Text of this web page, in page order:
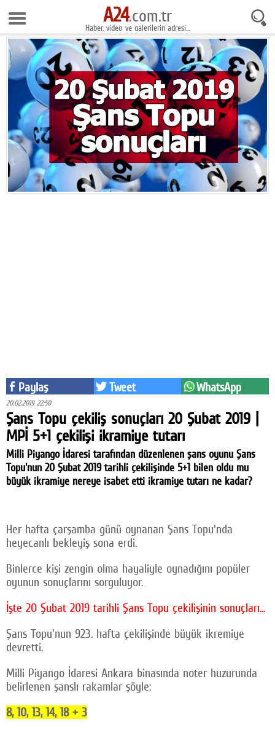
9 Ağustos 2026 7:27:07
Anasayfa
Foto Galeri
Gazeteler
Video Galeri
Gündem
Ekonomi
Yaşam
Bilim
Kültür-sanat
Sağlık
Yazarlar
A24 SOSYAL MEDYA
Facebook
Twitter
Google Plus
© 2026 TÜM HAKLARI SAKLIDIR
A24.com.tr
Haber, video ve galerilerin adresi...
Paylaş Tweet WhatsApp
20.02.2019 22:50
Şans Topu çekiliş sonuçları 20 Şubat 2019 |
MPİ 5+1 çekilişi ikramiye tutarı
Milli Piyango İdaresi tarafından düzenlenen şans oyunu Şans
Topu'nun 20 Şubat 2019 tarihli çekilişinde 5+1 bilen oldu mu
büyük ikramiye nereye isabet etti ikramiye tutarı ne kadar?
Her hafta çarşamba günü oynanan Şans Topu'nda
heyecanlı bekleyiş sona erdi.
Binlerce kişi zengin olma hayaliyle oynadığını popüler
oyunun sonuçlarını sorguluyor.
İşte 20 Şubat 2019 tarihli Şans Topu çekilişinin sonuçları...
Şans Topu'nun 923. hafta çekilişinde büyük ikremiye
devretti.
Milli Piyango İdaresi Ankara binasında noter huzurunda
belirlenen şanslı rakamlar şöyle:
8, 10, 13, 14, 18 + 3